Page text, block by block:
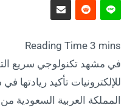
في مشهد تكنولوجي سريع
للإلكترونيات تأكيد
المملكة العربية السعودية